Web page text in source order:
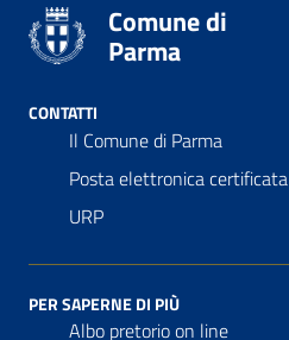
Comune di
Parma
CONTATTI
Il Comune di Parma
Posta elettronica certificata
URP
PER SAPERNE DI PIÙ
Albo pretorio on line